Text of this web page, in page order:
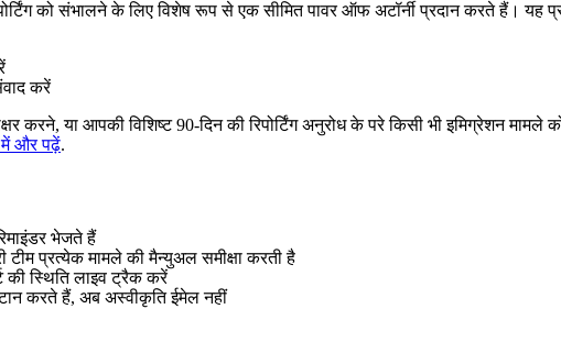
को संभालने के लिए विशेष रूप से एक सीमित पावर ऑफ अटॉर्नी प्रदान करते हैं। यह
करें
करने, या आपकी विशिष्ट 90‑दिन की रिपोर्टिंग अनुरोध के परे किसी भी इमिग्रेशन
में और पढ़ें.
भेजते हैं
प्रत्येक मामले की मैन्युअल समीक्षा करती है
की स्थिति लाइव ट्रैक करें
करते हैं, अब अस्वीकृति ईमेल नहीं